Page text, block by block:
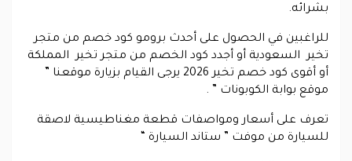
بشرائه.
للراغبين في الحصول على أحدث برومو كود خصم من متجر
تخير السعودية أو أجدد كود الخصم من متجر تخير المملكة
أو أقوى كود خصم تخير 2026 يرجى القيام بزيارة موقعنا ”
موقع بوابة الكوبونات ” .
تعرف على أسعار ومواصفات قطعة مغناطيسية لاصقة
للسيارة من موفت ” ستاند السيارة “